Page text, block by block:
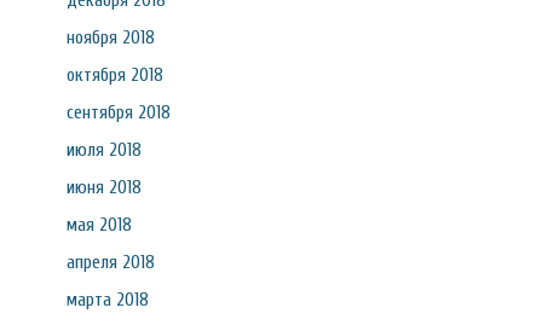
ноября 2018
октября 2018
сентября 2018
июля 2018
июня 2018
мая 2018
апреля 2018
марта 2018